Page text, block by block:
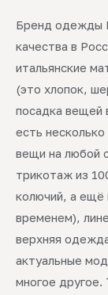
Бренд одежды
качества в
итальянские
(это хлопок,
посадка вещей
есть
вещи на любой
трикотаж из
колючий, а ещё
временем),
верхняя
актуальные
многое